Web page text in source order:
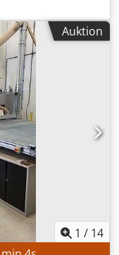
o/min,
5.800 mm
5.800 mm
Z-akse:
1 Styrede
o/min C-akse:
Maks.
Bordtype:
1.500 mm
MASKINENS
Am Ask
B x H): 12.200 x
mm Egenvægt:
Antal
Elmo Rietschle
Auktion
1 / 14